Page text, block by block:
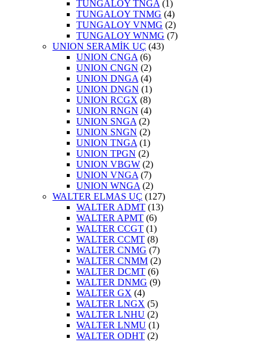
TUNGALOY TNGA (1)
TUNGALOY TNMG (4)
TUNGALOY VNMG (2)
TUNGALOY WNMG (7)
UNION SERAMİK UÇ (43)
UNION CNGA (6)
UNION CNGN (2)
UNION DNGA (4)
UNION DNGN (1)
UNION RCGX (8)
UNION RNGN (4)
UNION SNGA (2)
UNION SNGN (2)
UNION TNGA (1)
UNION TPGN (2)
UNION VBGW (2)
UNION VNGA (7)
UNION WNGA (2)
WALTER ELMAS UÇ (127)
WALTER ADMT (13)
WALTER APMT (6)
WALTER CCGT (1)
WALTER CCMT (8)
WALTER CNMG (7)
WALTER CNMM (2)
WALTER DCMT (6)
WALTER DNMG (9)
WALTER GX (4)
WALTER LNGX (5)
WALTER LNHU (2)
WALTER LNMU (1)
WALTER ODHT (2)